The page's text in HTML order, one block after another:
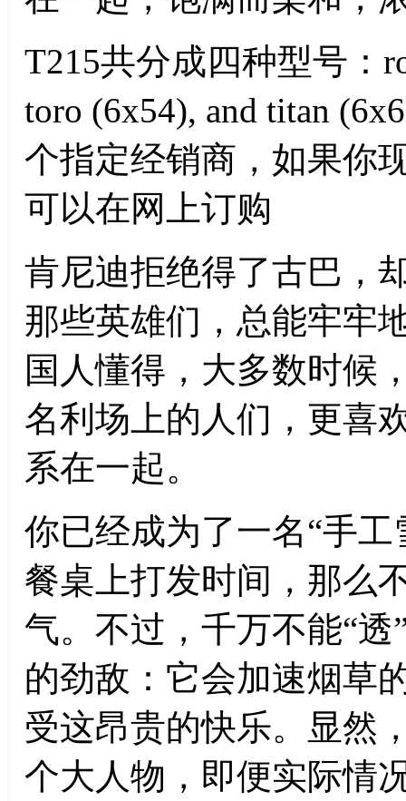
T215共分成四种型号：
toro (6x54), and titan
个指定经销商，如果你
可以在网上订购
肯尼迪拒绝得了古巴，
那些英雄们，总能牢牢
国人懂得，大多数时候
名利场上的人们，更喜
系在一起。
你已经成为了一名“手
餐桌上打发时间，那么
气。不过，千万不能“
的劲敌：它会加速烟草
受这昂贵的快乐。显然
个大人物，即便实际情